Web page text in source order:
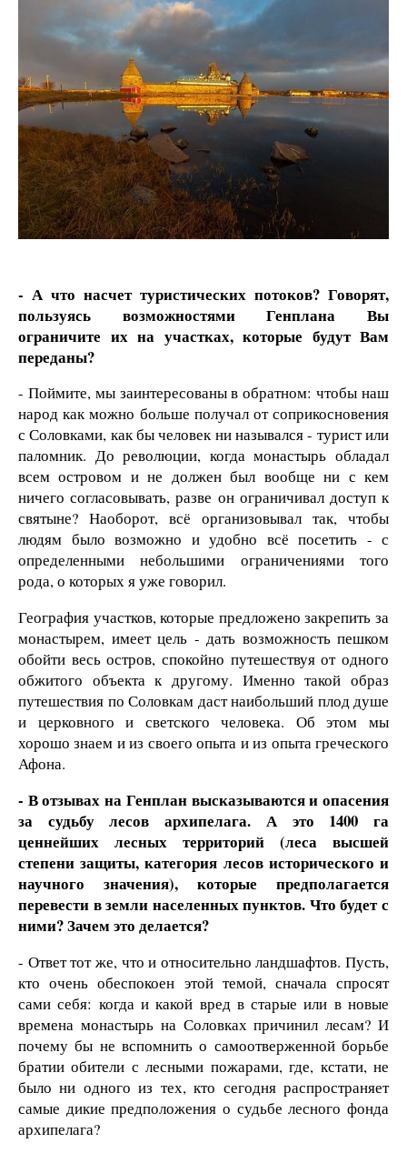
- А что насчет туристических потоков? Говорят,
пользуясь возможностями Генплана Вы
ограничите их на участках, которые будут Вам
переданы?
- Поймите, мы заинтересованы в обратном: чтобы наш
народ как можно больше получал от соприкосновения
с Соловками, как бы человек ни назывался - турист или
паломник. До революции, когда монастырь обладал
всем островом и не должен был вообще ни с кем
ничего согласовывать, разве он ограничивал доступ к
святыне? Наоборот, всё организовывал так, чтобы
людям было возможно и удобно всё посетить - с
определенными небольшими ограничениями того
рода, о которых я уже говорил.
География участков, которые предложено закрепить за
монастырем, имеет цель - дать возможность пешком
обойти весь остров, спокойно путешествуя от одного
обжитого объекта к другому. Именно такой образ
путешествия по Соловкам даст наибольший плод душе
и церковного и светского человека. Об этом мы
хорошо знаем и из своего опыта и из опыта греческого
Афона.
- В отзывах на Генплан высказываются и опасения
за судьбу лесов архипелага. А это 1400 га
ценнейших лесных территорий (леса высшей
степени защиты, категория лесов исторического и
научного значения), которые предполагается
перевести в земли населенных пунктов. Что будет с
ними? Зачем это делается?
- Ответ тот же, что и относительно ландшафтов. Пусть,
кто очень обеспокоен этой темой, сначала спросят
сами себя: когда и какой вред в старые или в новые
времена монастырь на Соловках причинил лесам? И
почему бы не вспомнить о самоотверженной борьбе
братии обители с лесными пожарами, где, кстати, не
было ни одного из тех, кто сегодня распространяет
самые дикие предположения о судьбе лесного фонда
архипелага?